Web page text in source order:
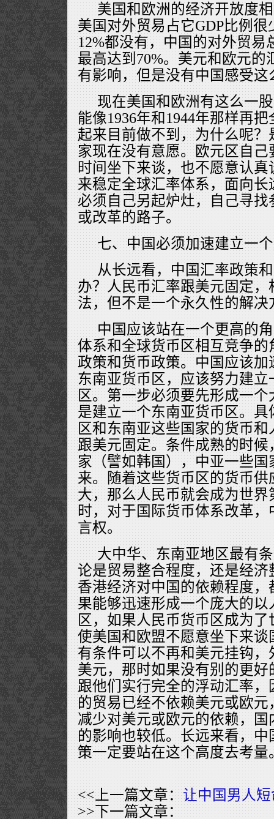
美国和欧洲的经济开放度
美国对外贸易占它GDP比例很
12%都没有，中国的对外贸易
最高达到70%。美元和欧元的
有影响，但是没有中国感受这
现在美国和欧洲有这么一
能像1936年和1944年那样再
起来目前做不到，为什么呢
家现在没有意愿。欧元区自
时间坐下来谈，也不愿意认
来稳定全球汇率体系，面向
必须自己另起炉灶，自己寻
或改革的路子。
七、中国必须加速建立一
从长远看，中国汇率政策
办？人民币汇率跟美元固定
法，但不是一个永久性的解决
中国应该站在一个更高的
体系和全球货币区相互竞争
政策和货币政策。中国应该
东南亚货币区，应该努力建
区。第一步必须要先形成一
是建立一个东南亚货币区。
区和东南亚这些国家的货币
跟美元固定。条件成熟的时
家（譬如韩国），中亚一些
来。随着这些货币区的货币
大，那么人民币就会成为世
时，对于国际货币体系改革
言权。
大中华、东南亚地区最有
论是贸易整合程度，还是经
香港经济对中国的依赖程度
果能够迅速形成一个庞大的
区，如果人民币货币区成为
使美国和欧盟不愿意坐下来
有条件可以不再和美元挂钩
美元，那时如果没有别的更
跟他们实行完全的浮动汇率
的贸易已经不依赖美元或欧
减少对美元或欧元的依赖，
的影响也较低。长远来看，
策一定要站在这个高度去考量
<<上一篇文章：让中国男人
>>下一篇文章：